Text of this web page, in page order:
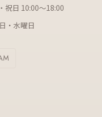
祝日 10:00～18:00
・水曜日